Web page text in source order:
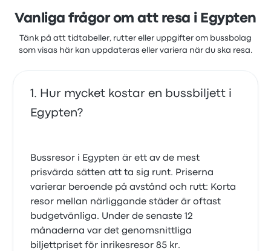
Vanliga frågor om att resa i Egypten
Tänk på att tidtabeller, rutter eller uppgifter om bussbolag
som visas här kan uppdateras eller variera när du ska resa.
Hur mycket kostar en bussbiljett i
Egypten?
Bussresor i Egypten är ett av de mest
prisvärda sätten att ta sig runt. Priserna
varierar beroende på avstånd och rutt: Korta
resor mellan närliggande städer är oftast
budgetvänliga. Under de senaste 12
månaderna var det genomsnittliga
biljettpriset för inrikesresor 85 kr.